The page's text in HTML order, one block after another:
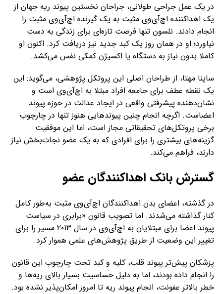
در یک عمل جراحی طولانی، جراحان نخستین پیوند ریه جهان از
یک اهداکننده اچ‌آی‌وی مثبت به یک گیرنده اچ‌آی‌وی مثبت را
انجام دادند. نلسون تنها فرصت تازه‌ای برای زندگی به دست
نیاورد؛ او در همان روز یک کبد جدید نیز دریافت کرد. اکنون او
کاملا بدون نیاز به دستگاه یا اکسیژن کمکی نفس می‌کشد.
ساپنا مهتا، از طراحان اصلی این پروتکل پژوهشی، می‌گوید: این
یک نقطه عطف برای جامعه افراد مبتلا به اچ‌آی‌وی است و
نشان‌دهنده پیشرفتی واقعی در ایجاد عدالت در حوزه پیوند
اعضاست. اگرچه انجام چنین پیوندهایی هنوز تنها در چارچوب
برخی پروتکل‌های تحقیقاتی مجاز است، اما این موفقیت
گزینه‌های بیشتری را برای افرادی که به یک عضو نجات‌بخش نیاز
دارند، فراهم می‌کند.
گسترش بانک اهداکنندگان عضو
در گذشته، اعضای بدن اهداکنندگان اچ‌آی‌وی مثبت به‌طور کامل
کنار گذاشته می‌شدند. اما تصویب قانون «برابری در سیاست
پیوند اعضا برای مبتلایان به اچ‌آی‌وی در سال ۲۰۱۳ مسیر را برای
تغییر این وضعیت از طریق پژوهش‌های علمی هموار کرد.
پزشکان پیش‌تر پیوند قلب، کلیه و کبد تحت چارچوب این قانون
را انجام داده بودند، اما به دلیل حساسیت بسیار بالای ریه‌ها و
خطر بالاتر عفونت، انجام پیوند ریه تا امروز امکان‌پذیر نشده بود.